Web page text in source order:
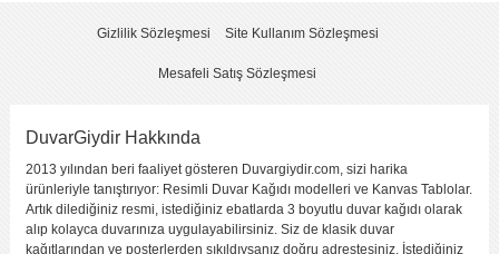
Yorumu Gönder
Gizlilik Sözleşmesi Site Kullanım Sözleşmesi
Mesafeli Satış Sözleşmesi
DuvarGiydir Hakkında
2013 yılından beri faaliyet gösteren Duvargiydir.com, sizi harika
ürünleriyle tanıştırıyor: Resimli Duvar Kağıdı modelleri ve Kanvas Tablolar.
Artık dilediğiniz resmi, istediğiniz ebatlarda 3 boyutlu duvar kağıdı olarak
alıp kolayca duvarınıza uygulayabilirsiniz. Siz de klasik duvar
kağıtlarından ve posterlerden sıkıldıysanız doğru adrestesiniz. İstediğiniz